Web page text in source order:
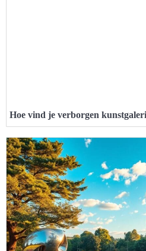
Hoe vind je verborgen